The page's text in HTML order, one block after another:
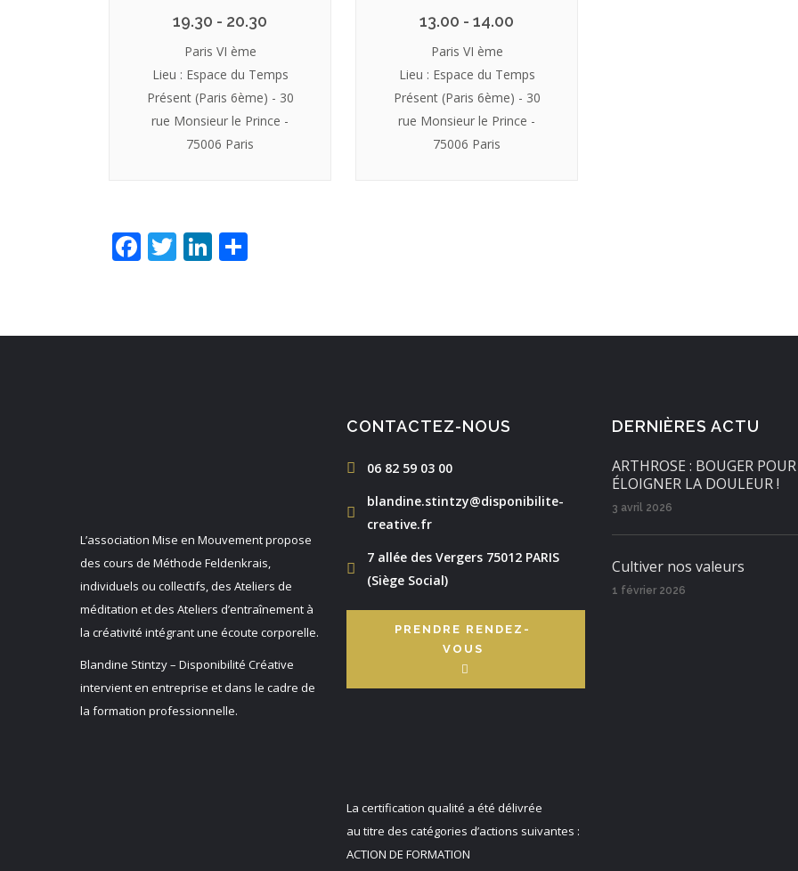
19.30 - 20.30
Paris VI ème
Lieu : Espace du Temps
Présent (Paris 6ème) - 30
rue Monsieur le Prince -
75006 Paris
13.00 - 14.00
Paris VI ème
Lieu : Espace du Temps
Présent (Paris 6ème) - 30
rue Monsieur le Prince -
75006 Paris
Facebook
TwitterLinkedIn
L’association Mise en Mouvementpropose
des cours de Méthode Feldenkrais,
individuels ou collectifs, des Ateliers de
méditation et des Ateliers d’entraînement à
la créativité intégrant une écoute corporelle.
Blandine Stintzy – Disponibilité Créative
intervient en entreprise et dans le cadre de
la formation professionnelle.
CONTACTEZ-NOUS
06 82 59 03 00
blandine.stintzy@disponibilite-
creative.fr
7 allée des Vergers 75012 PARIS
(Siège Social)
PRENDRE RENDEZ-
VOUS
La certification qualité a été délivrée
au titre des catégories d’actions suivantes :
ACTION DE FORMATION
DERNIÈRES ACTU
ARTHROSE : BOUGER POUR
ÉLOIGNER LA DOULEUR !
3 avril 2026
Cultiver nos valeurs
1 février 2026